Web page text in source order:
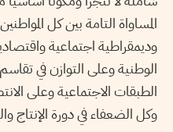
المساواة التامة بين كل
وديمقراطية اجتماعية
الوطنية وعلى التوازن في
الطبقات الاجتماعية وعلى
وكل الضعفاء في دورة الإنتاج